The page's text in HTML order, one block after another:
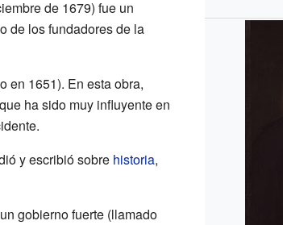
de 1679) fue un
de los fundadores de la
en 1651). En esta obra,
ha sido muy influyente en
y escribió sobre historia,
gobierno fuerte (llamado